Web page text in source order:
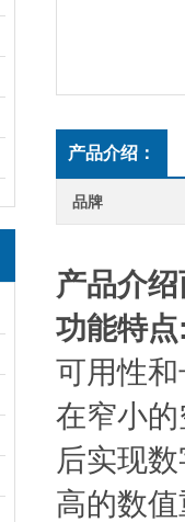
产品介绍：
品牌
产品介
功能特
可用性
在窄小
后实现
高的数